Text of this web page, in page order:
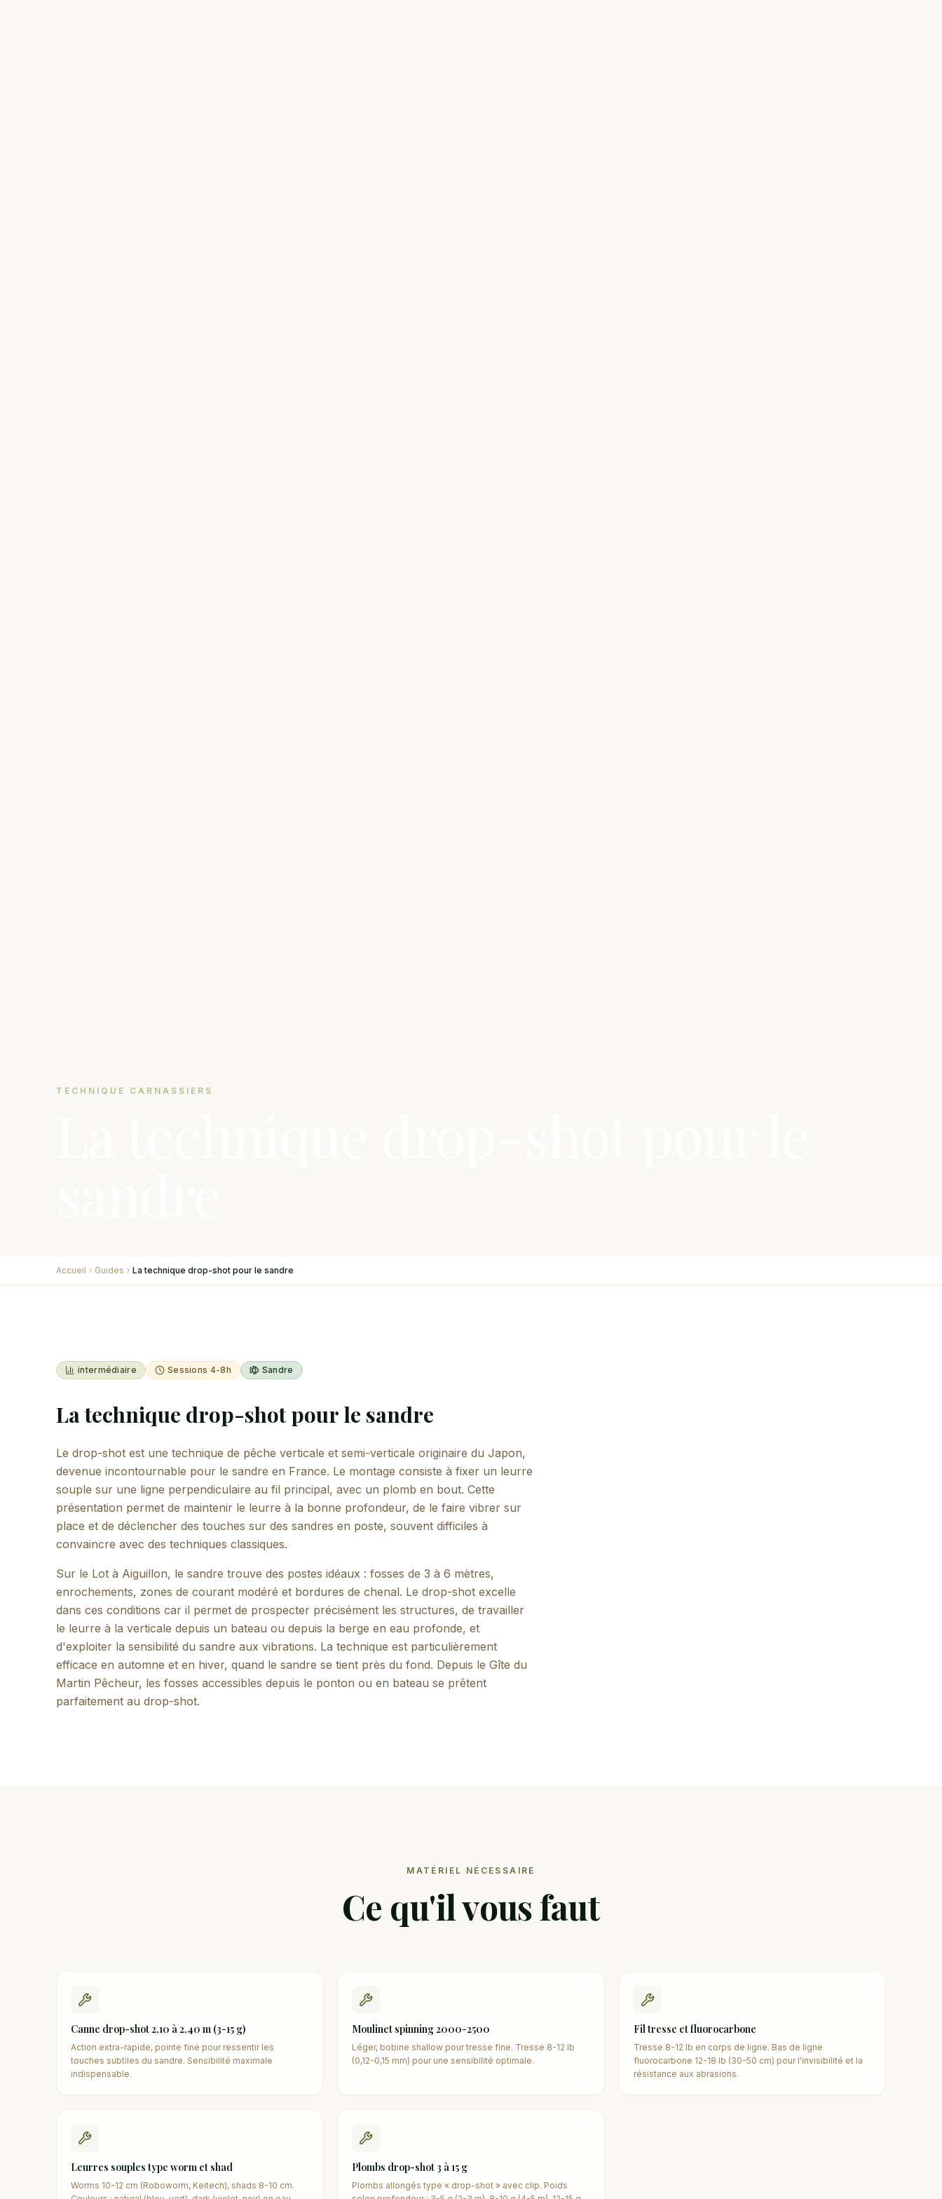
TECHNIQUE CARNASSIERS
Accueil Guides La technique drop-shot pour le sandre
intermédiaire Sessions 4-8h Sandre
La technique drop-shot pour le sandre
Le drop-shot est une technique de pêche verticale et semi-verticale originaire du Japon,
devenue incontournable pour le sandre en France. Le montage consiste à fixer un leurre
souple sur une ligne perpendiculaire au fil principal, avec un plomb en bout. Cette
présentation permet de maintenir le leurre à la bonne profondeur, de le faire vibrer sur
place et de déclencher des touches sur des sandres en poste, souvent difficiles à
convaincre avec des techniques classiques.
Sur le Lot à Aiguillon, le sandre trouve des postes idéaux : fosses de 3 à 6 mètres,
enrochements, zones de courant modéré et bordures de chenal. Le drop-shot excelle
dans ces conditions car il permet de prospecter précisément les structures, de travailler
le leurre à la verticale depuis un bateau ou depuis la berge en eau profonde, et
d'exploiter la sensibilité du sandre aux vibrations. La technique est particulièrement
efficace en automne et en hiver, quand le sandre se tient près du fond. Depuis le Gîte du
Martin Pêcheur, les fosses accessibles depuis le ponton ou en bateau se prêtent
parfaitement au drop-shot.
MATÉRIEL NÉCESSAIRE
Ce qu'il vous faut
Canne drop-shot 2,10 à 2,40 m (3-15 g)
Action extra-rapide, pointe fine pour ressentir les
touches subtiles du sandre. Sensibilité maximale
indispensable.
Moulinet spinning 2000-2500
Léger, bobine shallow pour tresse fine. Tresse 8-12 lb
(0,12-0,15 mm) pour une sensibilité optimale.
Fil tresse et fluorocarbone
Tresse 8-12 lb en corps de ligne. Bas de ligne
fluorocarbone 12-18 lb (30-50 cm) pour l'invisibilité et la
résistance aux abrasions.
Leurres souples type worm et shad
Worms 10-12 cm (Roboworm, Keitech), shads 8-10 cm.
Plombs drop-shot 3 à 15 g
Plombs allongés type « drop-shot » avec clip. Poids